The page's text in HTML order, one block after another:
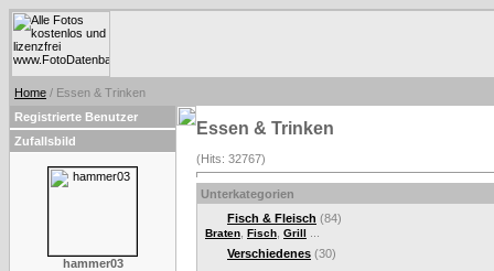
Home / Essen & Trinken
Registrierte Benutzer
Zufallsbild
hammer03
Essen & Trinken
(Hits: 32767)
Unterkategorien
Fisch & Fleisch (84)
Braten Fisch Grill
Verschiedenes (30)